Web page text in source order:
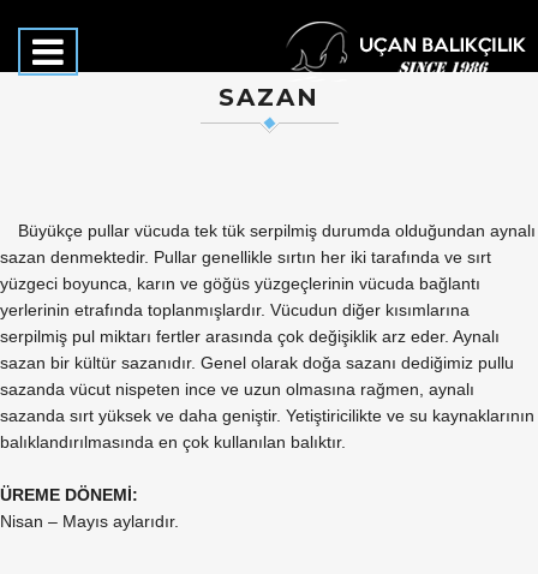
SAZAN
Büyükçe pullar vücuda tek tük serpilmiş durumda olduğundan aynalı
sazan denmektedir. Pullar genellikle sırtın her iki tarafında ve sırt
yüzgeci boyunca, karın ve göğüs yüzgeçlerinin vücuda bağlantı
yerlerinin etrafında toplanmışlardır. Vücudun diğer kısımlarına
serpilmiş pul miktarı fertler arasında çok değişiklik arz eder. Aynalı
sazan bir kültür sazanıdır. Genel olarak doğa sazanı dediğimiz pullu
sazanda vücut nispeten ince ve uzun olmasına rağmen, aynalı
sazanda sırt yüksek ve daha geniştir. Yetiştiricilikte ve su kaynaklarının
balıklandırılmasında en çok kullanılan balıktır.
ÜREME DÖNEMİ:
Nisan – Mayıs aylarıdır.